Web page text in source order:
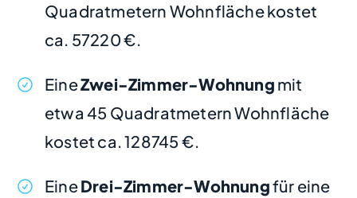
Quadratmetern Wohnfläche kostet
ca. 57220 €.
EineZwei-Zimmer-Wohnung mit
etwa 45 Quadratmetern Wohnfläche
kostet ca. 128745 €.
EineDrei-Zimmer-Wohnungfür eine